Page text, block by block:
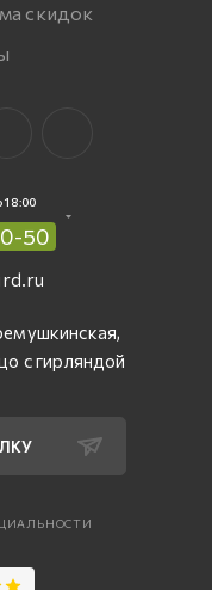
скидок
18:00
50
с гирляндой